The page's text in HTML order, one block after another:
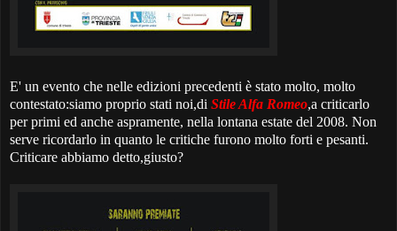
E' un evento che nelle edizioni precedenti è stato molto, molto
contestato:siamo proprio stati noi,di Stile Alfa Romeo,a criticarlo
per primi ed anche aspramente, nella lontana estate del 2008. Non
serve ricordarlo in quanto le critiche furono molto forti e pesanti.
Criticare abbiamo detto,giusto?